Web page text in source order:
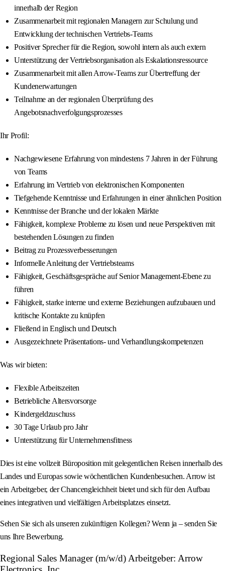
innerhalb der Region
Zusammenarbeit mit regionalen Managern zur Schulung und
Entwicklung der technischen Vertriebs-Teams
Positiver Sprecher für die Region, sowohl intern als auch extern
Unterstützung der Vertriebsorganisation als Eskalationsressource
Zusammenarbeit mit allen Arrow-Teams zur Übertreffung der
Kundenerwartungen
Teilnahme an der regionalen Überprüfung des
Angebotsnachverfolgungsprozesses
Ihr Profil:
Nachgewiesene Erfahrung von mindestens 7 Jahren in der Führung
von Teams
Erfahrung im Vertrieb von elektronischen Komponenten
Tiefgehende Kenntnisse und Erfahrungen in einer ähnlichen Position
Kenntnisse der Branche und der lokalen Märkte
Fähigkeit, komplexe Probleme zu lösen und neue Perspektiven mit
bestehenden Lösungen zu finden
Beitrag zu Prozessverbesserungen
Informelle Anleitung der Vertriebsteams
Fähigkeit, Geschäftsgespräche auf Senior Management-Ebene zu
führen
Fähigkeit, starke interne und externe Beziehungen aufzubauen und
kritische Kontakte zu knüpfen
Fließend in Englisch und Deutsch
Ausgezeichnete Präsentations- und Verhandlungskompetenzen
Was wir bieten:
Flexible Arbeitszeiten
Betriebliche Altersvorsorge
Kindergeldzuschuss
30 Tage Urlaub pro Jahr
Unterstützung für Unternehmensfitness
Dies ist eine vollzeit Büroposition mit gelegentlichen Reisen innerhalb des
Landes und Europas sowie wöchentlichen Kundenbesuchen. Arrow ist
ein Arbeitgeber, der Chancengleichheit bietet und sich für den Aufbau
eines integrativen und vielfältigen Arbeitsplatzes einsetzt.
Sehen Sie sich als unseren zukünftigen Kollegen? Wenn ja – senden Sie
uns Ihre Bewerbung.
Regional Sales Manager (m/w/d) Arbeitgeber: Arrow